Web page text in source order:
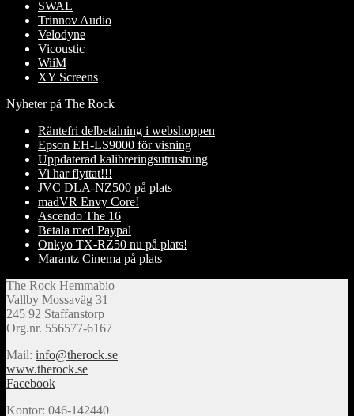
SWAL
Trinnov Audio
Velodyne
Vicoustic
WiiM
XY Screens
Nyheter på The Rock
Räntefri delbetalning i webshoppen
Epson EH-LS9000 för visning
Uppdaterad kalibreringsutrustning
Vi har flyttat!!!
JVC DLA-NZ500 på plats
madVR Envy Core!
Ascendo The 16
Betala med Paypal
Onkyo TX-RZ50 nu på plats!
Marantz Cinema på plats
The Rock Hemmabio
Vallby Mossaväg 31
245 92 Staffanstorp
Org.nr. 556577-6167
Mail: info@therock.se
www.therock.se
Facebook
Kontor: 046-142440